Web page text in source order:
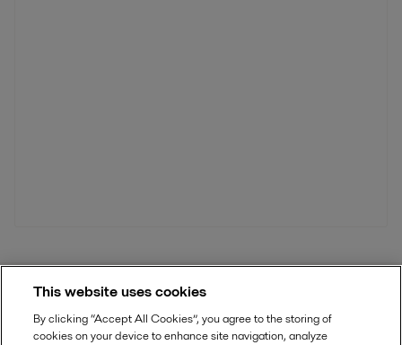
Find dit lokale Alfa Laval-kontor HER
This website uses cookies
By clicking “Accept All Cookies”, you agree to the storing of
cookies on your device to enhance site navigation, analyze